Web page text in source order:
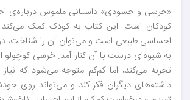
«خرسی و حسودی» داستانی ملموس
کودکان است. این کتاب به کودک کمک
احساسی طبیعی است و می‌توان آن را شناخت،
به شیوه‌ای درست با آن کنار آمد. خرسی کوچولو
تجربه می‌کند، اما کم‌کم متوجه می‌شود که
داشته‌های دیگران فکر کند و می‌تواند روی